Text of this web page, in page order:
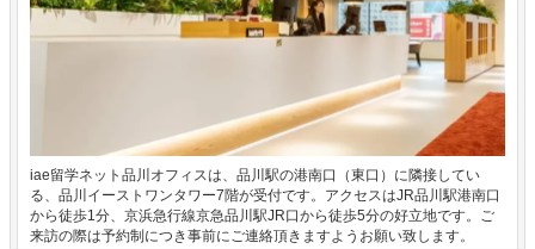
iae留学ネット品川オフィスは、品川駅の港南口（東口）に隣接してい
る、品川イーストワンタワー7階が受付です。アクセスはJR品川駅港南口
から徒歩1分、京浜急行線京急品川駅JR口から徒歩5分の好立地です。ご
来訪の際は予約制につき事前にご連絡頂きますようお願い致します。